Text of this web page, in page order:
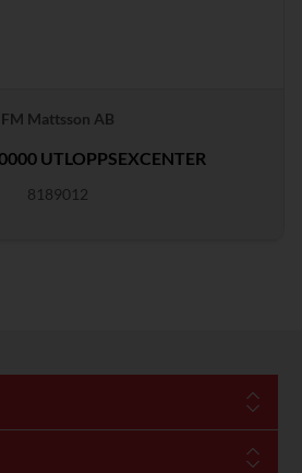
FM Mattsson AB
UTLOPPSEXCENTER
8189012